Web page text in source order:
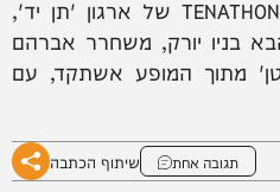
לקראת האירוע השנתי ה TENATHON של ארגון 'תן יד',
בניו יורק, משחרר אברהם
מתוך המופע אשתקד, עם
תגובה אחת שיתוף הכתבה